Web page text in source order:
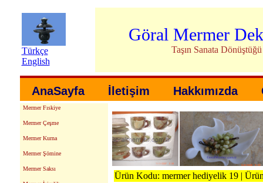
Türkçe
English
Göral Mermer
Taşın Sanata
AnaSayfa İletişim Hakkımızda
Mermer Fıskiye
Mermer Çeşme
Mermer Kurna
Mermer Şömine
Mermer Saksı
Ürün Kodu: mermer hediyelik 19 |